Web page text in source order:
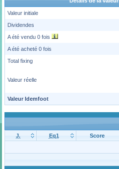
Valeur initiale
Dividendes
A été vendu 0 fois
A été acheté 0 fois
Total fixing
Valeur réelle
Valeur Idemfoot
J.
Eq1 Score